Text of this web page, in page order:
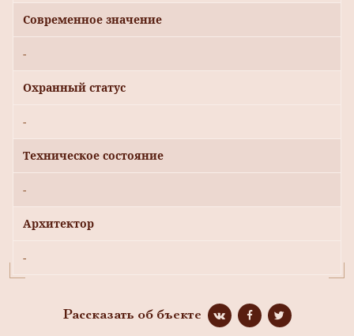
Современное значение
-
Охранный статус
-
Техническое состояние
-
Архитектор
-
Рассказать об бъекте